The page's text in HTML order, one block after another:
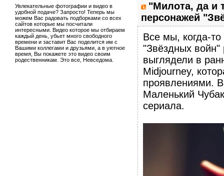
Увлекательные фотографии и видео в
удобной подаче? Запросто! Теперь мы
можем Вас радовать подборками со всех
сайтов которые мы посчитали
интересными. Видео которое мы отбираем
каждый день, убьет много свободного
времени и заставит Вас поделится им с
Вашими коллегами и друзьями, а в уютное
время, Вы покажете это видео своим
родественникам. Это все, Невседома.
"Милота, да и
персонажей
Все мы, когда-
"Звёздных войн"
выглядели в
Midjourney,
проявлениями.
Маленький
сериала.